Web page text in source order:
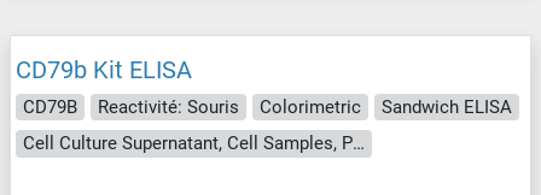
CD79b Kit ELISA
CD79B Reactivité: Souris Colorimetric
Sandwich ELISA
Cell Culture Supernatant, Cell Samples, Plasma, Serum, Tissue Lysate